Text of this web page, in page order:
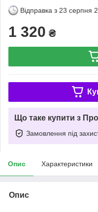
Відправка з 23 серпня
1 320 ₴
Що таке купити з
Замовлення під
Опис Характеристики
Опис